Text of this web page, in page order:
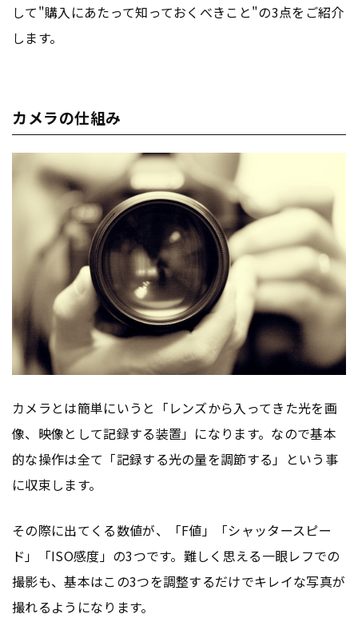
して"購入にあたって知っておくべきこと"の3点をご紹介
します。
カメラの仕組み
カメラとは簡単にいうと「レンズから入ってきた光を画
像、映像として記録する装置」になります。なので基本
的な操作は全て「記録する光の量を調節する」という事
に収束します。
その際に出てくる数値が、「F値」「シャッタースピー
ド」「ISO感度」の3つです。難しく思える一眼レフでの
撮影も、基本はこの3つを調整するだけでキレイな写真が
撮れるようになります。